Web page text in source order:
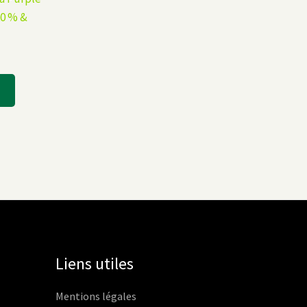
% &
Liens utiles
Mentions légales